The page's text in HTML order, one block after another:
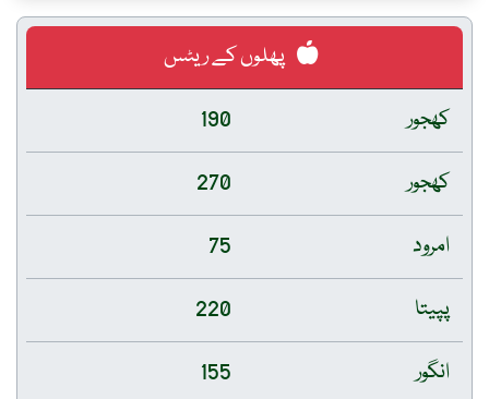
پھلوں کے ریٹس
کھجور
190
کھجور
270
امرود
75
پپیتا
220
انگور
155